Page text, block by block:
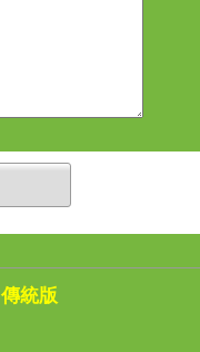
傳統版